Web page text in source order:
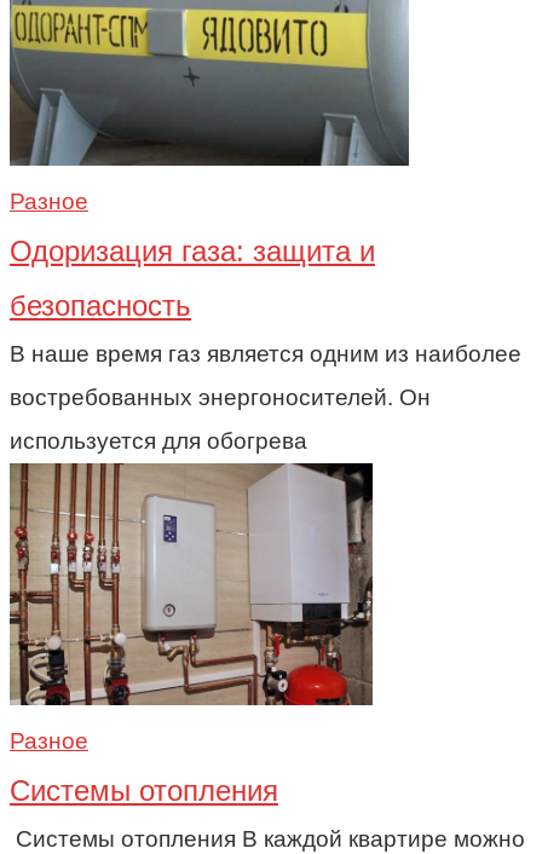
Разное
Одоризация газа: защита и
безопасность
В наше время газ является одним из наиболее
востребованных энергоносителей. Он
используется для обогрева
Разное
Системы отопления
Системы отопления В каждой квартире можно